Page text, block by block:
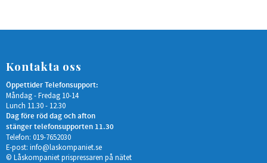
Kontakta oss
Öppettider Telefonsupport:
Måndag - Fredag 10-14
Lunch 11.30 - 12.30
Dag före röd dag och afton
stänger telefonsupporten 11.30
Telefon: 019-7652030
E-post: info@laskompaniet.se
© Låskompaniet prispressaren på nätet